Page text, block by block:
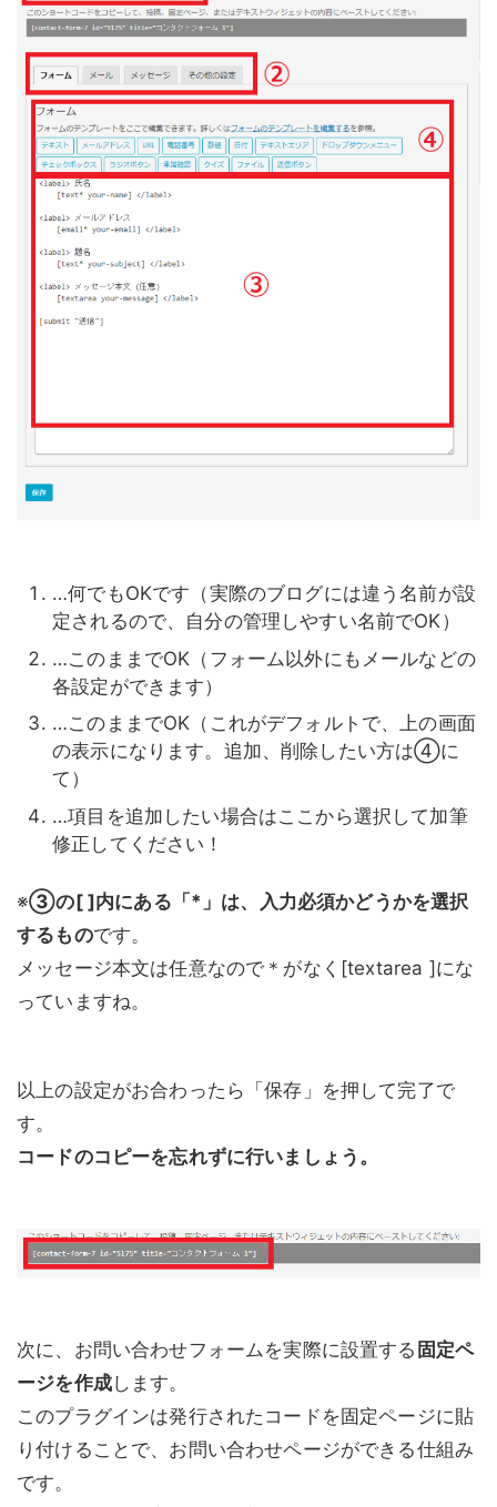
…何でもOKです（実際のブログには違う名前が設
定されるので、自分の管理しやすい名前でOK）
…このままでOK（フォーム以外にもメールなどの
各設定ができます）
…このままでOK（これがデフォルトで、上の画面
の表示になります。追加、削除したい方は④に
て）
…項目を追加したい場合はここから選択して加筆
修正してください！
※③の[ ]内にある「*」は、入力必須かどうかを選択
するものです。
メッセージ本文は任意なので＊がなく[textarea ]にな
っていますね。
以上の設定がお合わったら「保存」を押して完了で
す。
コードのコピーを忘れずに行いましょう。
次に、お問い合わせフォームを実際に設置する 固定ペ
ージを作成します。
このプラグインは発行されたコードを固定ページに貼
り付けることで、お問い合わせページができる仕組み
です。